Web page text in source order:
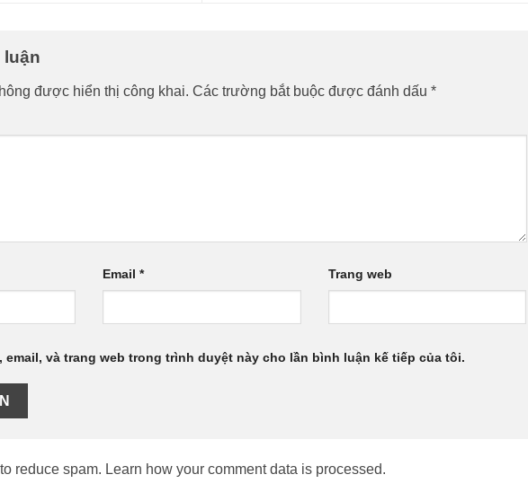
luận
được hiển thị công khai. Các trường bắt buộc được đánh dấu *
Email * Trang web
email, và trang web trong trình duyệt này cho lần bình luận kế tiếp của tôi.
reduce spam. Learn how your comment data is processed.